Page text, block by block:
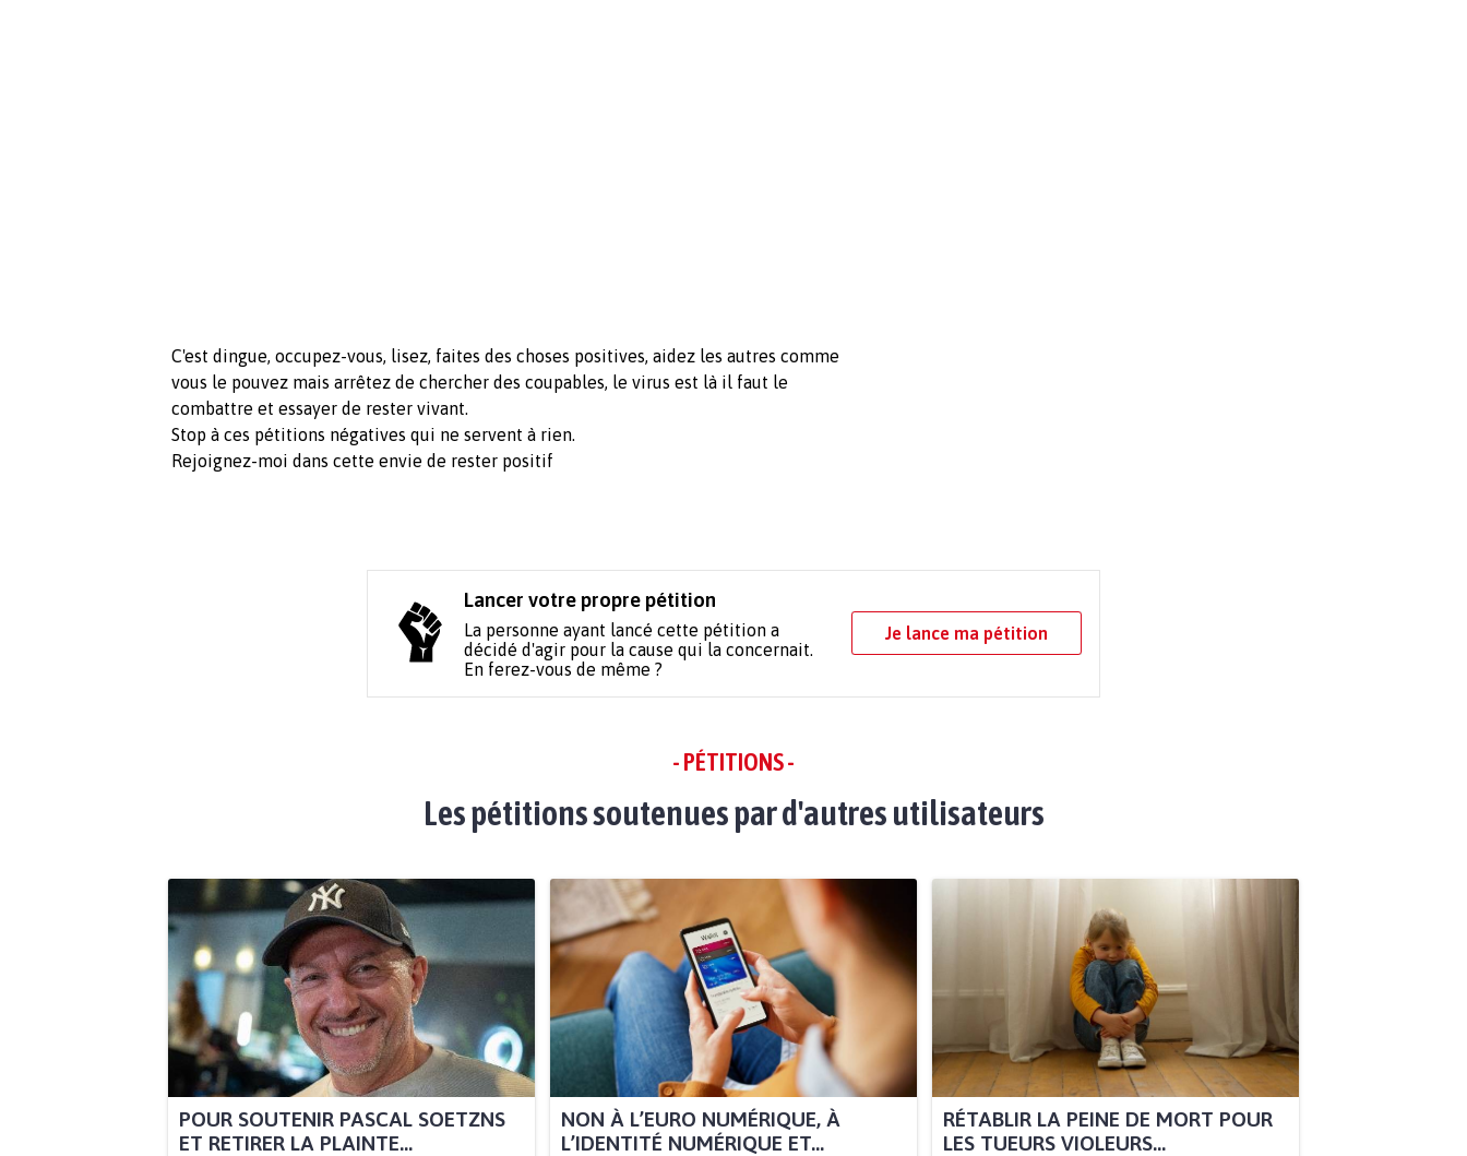
C'est dingue, occupez-vous, lisez, faites des choses positives, aidez les autres comme
vous le pouvez mais arrêtez de chercher des coupables, le virus est là il faut le
combattre et essayer de rester vivant.
Stop à ces pétitions négatives qui ne servent à rien.
Rejoignez-moi dans cette envie de rester positif
Lancer votre propre pétition
La personne ayant lancé cette pétition a
décidé d'agir pour la cause qui la concernait.
En ferez-vous de même ?
Je lance ma pétition
- PÉTITIONS -
Les pétitions soutenues par d'autres utilisateurs
POUR SOUTENIR PASCAL SOETZNS
ET RETIRER LA PLAINTE...
NON À L’EURO NUMÉRIQUE, À
L’IDENTITÉ NUMÉRIQUE ET...
RÉTABLIR LA PEINE DE MORT POUR
LES TUEURS VIOLEURS...